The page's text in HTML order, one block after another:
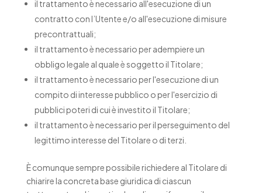
il trattamento è necessario all'esecuzione di un
contratto con l’Utente e/o all'esecuzione di misure
precontrattuali;
il trattamento è necessario per adempiere un
obbligo legale al quale è soggetto il Titolare;
il trattamento è necessario per l'esecuzione di un
compito di interesse pubblico o per l'esercizio di
pubblici poteri di cui è investito il Titolare;
il trattamento è necessario per il perseguimento del
legittimo interesse del Titolare o di terzi.
È comunque sempre possibile richiedere al Titolare di
chiarire la concreta base giuridica di ciascun